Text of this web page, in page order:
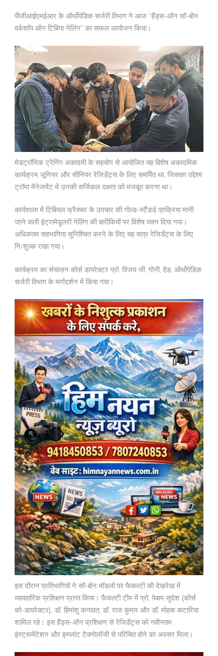
पीजीआईएमईआर के ऑर्थोपेडिक सर्जरी विभाग ने आज “हैंड्स-ऑन सॉ-बोन
वर्कशॉप ऑन टिबिया नेलिंग” का सफल आयोजन किया।
मेडट्रॉनिक ट्रेनिंग अकादमी के सहयोग से आयोजित यह विशेष अकादमिक
कार्यक्रम जूनियर और सीनियर रेजिडेंट्स के लिए समर्पित था, जिसका उद्देश्य
ट्रॉमा मैनेजमेंट में उनकी सर्जिकल दक्षता को मजबूत करना था।
कार्यशाला में टिबियल फ्रैक्चर के उपचार की गोल्ड-स्टैंडर्ड प्रक्रिया मानी
जाने वाली इंट्रामेडुलरी नेलिंग की बारीकियों पर विशेष ध्यान दिया गया।
अधिकतम सहभागिता सुनिश्चित करने के लिए यह सत्र रेजिडेंट्स के लिए
निःशुल्क रखा गया।
कार्यक्रम का संचालन कोर्स डायरेक्टर प्रो. विजय जी. गोनी, हेड, ऑर्थोपेडिक
सर्जरी विभाग के मार्गदर्शन में किया गया।
इस दौरान प्रतिभागियों ने सॉ-बोन मॉडलों पर फैकल्टी की देखरेख में
व्यावहारिक प्रशिक्षण प्राप्त किया। फैकल्टी टीम में प्रो. पेबाम सुदेश (कोर्स
को-डायरेक्टर), डॉ. हिमांशु कनावत, डॉ. राज कुमार और डॉ. मोहक कटारिया
शामिल रहे। इस हैंड्स-ऑन प्रशिक्षण से रेजिडेंट्स को नवीनतम
इंस्ट्रूमेंटेशन और इम्प्लांट टेक्नोलॉजी से परिचित होने का अवसर मिला।